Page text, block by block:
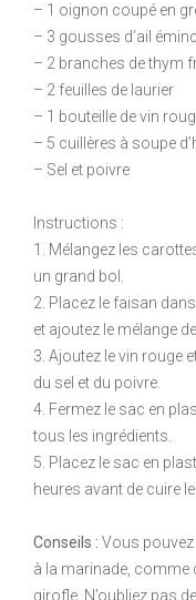
– 1 oignon coupé en
– 3 gousses d’ail
– 2 branches de thym
– 2 feuilles de laurier
– 1 bouteille de vin
– 5 cuillères à soupe
– Sel et poivre
Instructions :
1. Mélangez les
un grand bol.
2. Placez le faisan
et ajoutez le mélange
3. Ajoutez le vin rouge
du sel et du poivre.
4. Fermez le sac en
tous les ingrédients.
5. Placez le sac en
heures avant de cuire
Conseils : Vous pouvez
à la marinade, comme
girofle. N’oubliez pas